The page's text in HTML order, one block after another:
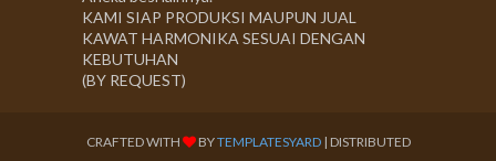
KAMI SIAP PRODUKSI MAUPUN JUAL
KAWAT HARMONIKA SESUAI DENGAN
KEBUTUHAN
(BY REQUEST)
CRAFTED WITH BYTEMPLATESYARD| DISTRIBUTED